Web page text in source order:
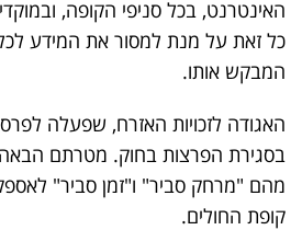
האינטרנט, בכל סניפי הקופה,
כל זאת על מנת למסור את המידע
המבקש אותו.
האגודה לזכויות האזרח, שפעלה
בסגירת הפרצות בחוק. מטרתם
מהם "מרחק סביר" ו"זמן סביר"
קופת החולים.